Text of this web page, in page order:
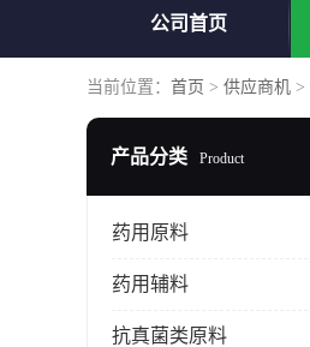
公司首页
当前位置： 首页 > 供应商机 >
产品分类 Product
药用原料
药用辅料
抗真菌类原料